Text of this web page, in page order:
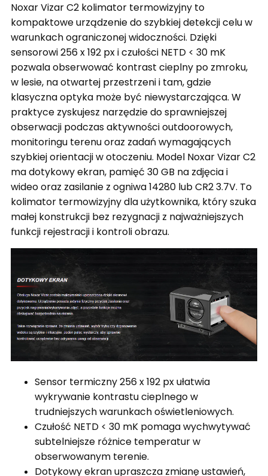
Noxar Vizar C2 kolimator termowizyjny to
kompaktowe urządzenie do szybkiej detekcji celu w
warunkach ograniczonej widoczności. Dzięki
sensorowi 256 x 192 px i czułości NETD < 30 mK
pozwala obserwować kontrast cieplny po zmroku,
w lesie, na otwartej przestrzeni i tam, gdzie
klasyczna optyka może być niewystarczająca. W
praktyce zyskujesz narzędzie do sprawniejszej
obserwacji podczas aktywności outdoorowych,
monitoringu terenu oraz zadań wymagających
szybkiej orientacji w otoczeniu. Model Noxar Vizar C2
ma dotykowy ekran, pamięć 30 GB na zdjęcia i
wideo oraz zasilanie z ogniwa 14280 lub CR2 3.7V. To
kolimator termowizyjny dla użytkownika, który szuka
małej konstrukcji bez rezygnacji z najważniejszych
funkcji rejestracji i kontroli obrazu.
Sensor termiczny 256 x 192 px ułatwia
wykrywanie kontrastu cieplnego w
trudniejszych warunkach oświetleniowych.
Czułość NETD < 30 mK pomaga wychwytywać
subtelniejsze różnice temperatur w
obserwowanym terenie.
Dotykowy ekran upraszcza zmianę ustawień,